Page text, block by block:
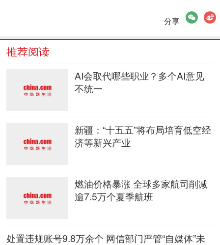
分享
微信微博
推荐阅读
AI会取代哪些职业？多个AI意见
不统一
新疆：“十五五”将布局培育低空经
济等新兴产业
燃油价格暴涨 全球多家航司削减
逾7.5万个夏季航班
处置违规账号9.8万余个 网信部门严管“自媒体”未